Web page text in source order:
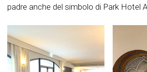
padre anche del simbolo di Park Hotel